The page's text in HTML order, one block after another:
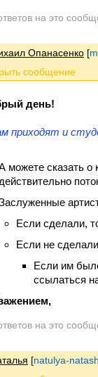
на это
Опанасенко [
день!
приходят и
можете сказать о
действительно
Если сделали,
Если не
Если им
ссылаться
на это
[natulya-